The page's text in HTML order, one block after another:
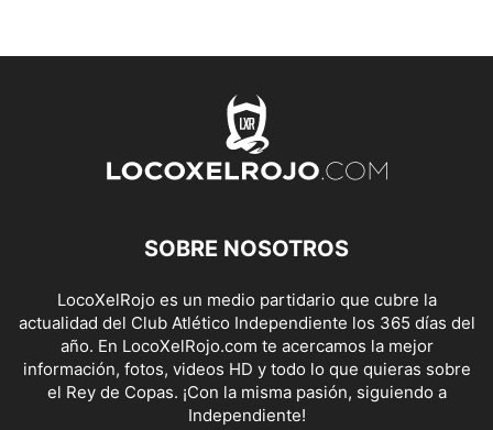
SOBRE NOSOTROS
LocoXelRojo es un medio partidario que cubre la
actualidad del Club Atlético Independiente los 365 días del
año. En LocoXelRojo.com te acercamos la mejor
información, fotos, videos HD y todo lo que quieras sobre
el Rey de Copas. ¡Con la misma pasión, siguiendo a
Independiente!